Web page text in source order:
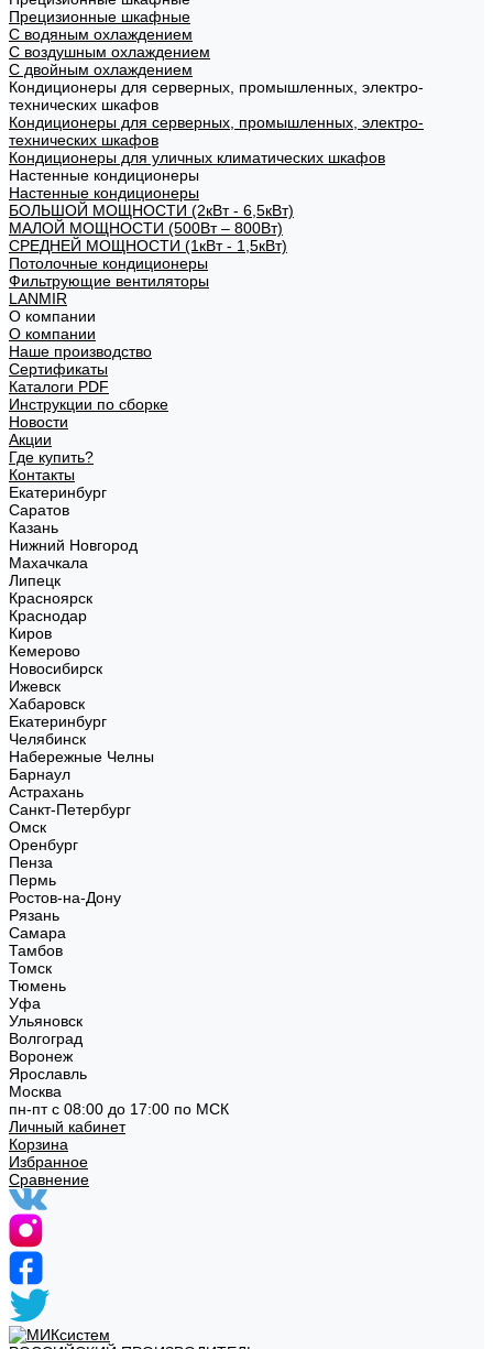
Прецизионные шкафные
С водяным охлаждением
С воздушным охлаждением
С двойным охлаждением
Кондиционеры для серверных, промышленных, электро-
технических шкафов
Кондиционеры для серверных, промышленных, электро-
технических шкафов
Кондиционеры для уличных климатических шкафов
Настенные кондиционеры
Настенные кондиционеры
БОЛЬШОЙ МОЩНОСТИ (2кВт - 6,5кВт)
МАЛОЙ МОЩНОСТИ (500Вт – 800Вт)
СРЕДНЕЙ МОЩНОСТИ (1кВт - 1,5кВт)
Потолочные кондиционеры
Фильтрующие вентиляторы
LANMIR
О компании
О компании
Наше производство
Сертификаты
Каталоги PDF
Инструкции по сборке
Новости
Акции
Где купить?
Контакты
Екатеринбург
Саратов
Казань
Нижний Новгород
Махачкала
Липецк
Красноярск
Краснодар
Киров
Кемерово
Новосибирск
Ижевск
Хабаровск
Екатеринбург
Челябинск
Набережные Челны
Барнаул
Астрахань
Санкт-Петербург
Омск
Оренбург
Пенза
Пермь
Ростов-на-Дону
Рязань
Самара
Тамбов
Томск
Тюмень
Уфа
Ульяновск
Волгоград
Воронеж
Ярославль
Москва
пн-пт с 08:00 до 17:00 по МСК
Личный кабинет
Корзина
Избранное
Сравнение